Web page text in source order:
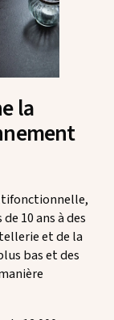
la
10 ans à des
et de la
bas et des